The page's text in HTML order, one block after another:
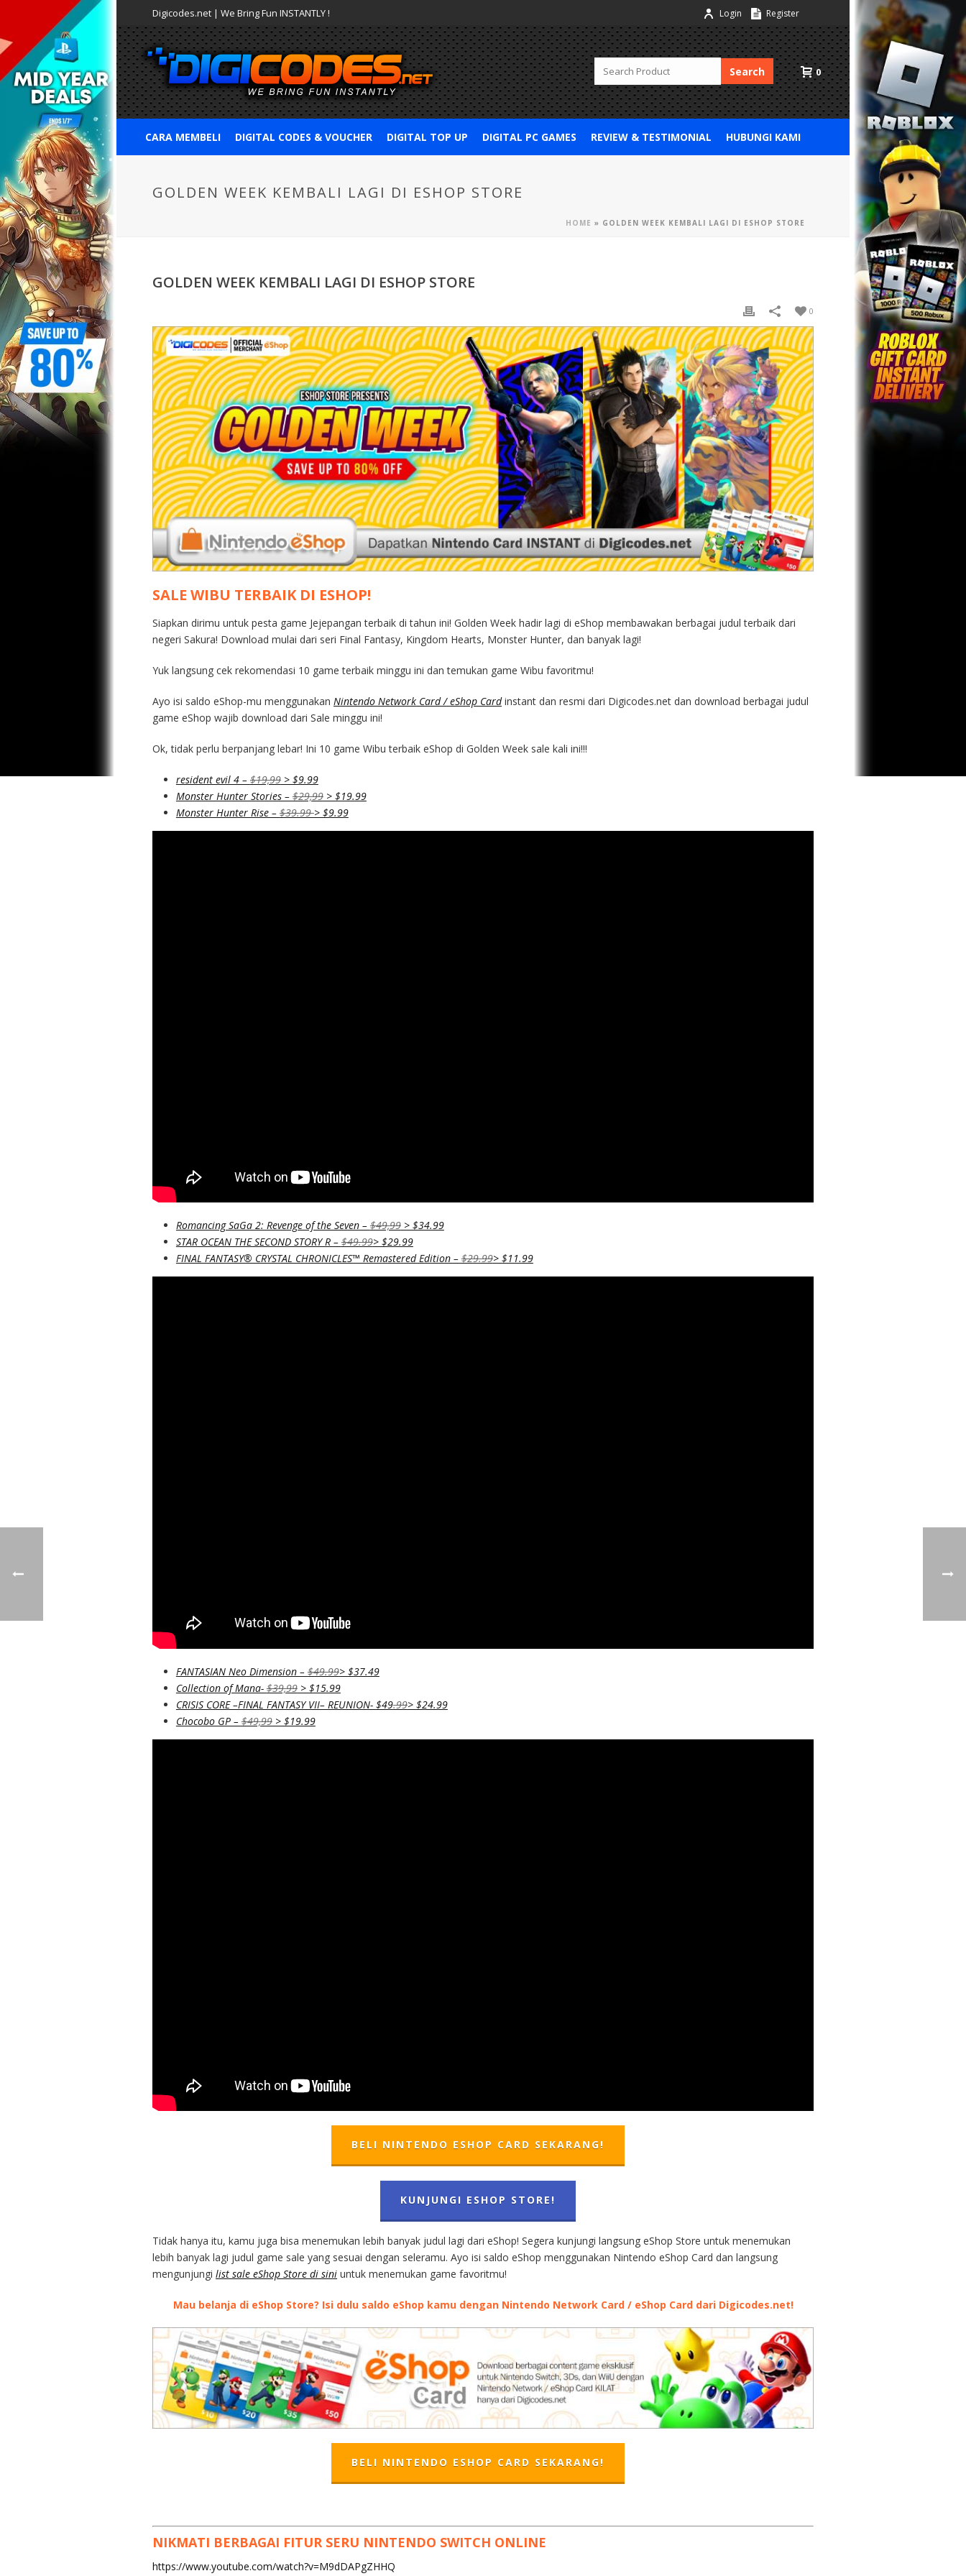
Digicodes.net | We Bring Fun INSTANTLY ! Login Register
Search 0
CARA MEMBELI DIGITAL CODES & VOUCHER DIGITAL TOP UP DIGITAL PC GAMES REVIEW & TESTIMONIAL HUBUNGI KAMI
GOLDEN WEEK KEMBALI LAGI DI ESHOP STORE
HOME » GOLDEN WEEK KEMBALI LAGI DI ESHOP STORE
GOLDEN WEEK KEMBALI LAGI DI ESHOP STORE
0
SALE WIBU TERBAIK DI ESHOP!
Siapkan dirimu untuk pesta game Jejepangan terbaik di tahun ini! Golden Week hadir lagi di eShop membawakan berbagai judul terbaik dari
negeri Sakura! Download mulai dari seri Final Fantasy, Kingdom Hearts, Monster Hunter, dan banyak lagi!
Yuk langsung cek rekomendasi 10 game terbaik minggu ini dan temukan game Wibu favoritmu!
Ayo isi saldo eShop-mu menggunakan Nintendo Network Card / eShop Cardinstant dan resmi dari Digicodes.net dan download berbagai judul
game eShop wajib download dari Sale minggu ini!
Ok, tidak perlu berpanjang lebar! Ini 10 game Wibu terbaik eShop di Golden Week sale kali ini!!!
resident evil 4 – $19,99> $9.99
Monster Hunter Stories – $29,99> $19.99
Monster Hunter Rise – $39.99> $9.99
Romancing SaGa 2: Revenge of the Seven – $49,99> $34.99
STAR OCEAN THE SECOND STORY R – $49.99> $29.99
FINAL FANTASY® CRYSTAL CHRONICLES™ Remastered Edition – $29.99> $11.99
FANTASIAN Neo Dimension – $49.99> $37.49
Collection of Mana- $39,99> $15.99
CRISIS CORE –FINAL FANTASY VII– REUNION- $49.99> $24.99
Chocobo GP – $49,99> $19.99
BELI NINTENDO ESHOP CARD SEKARANG!
KUNJUNGI ESHOP STORE!
Tidak hanya itu, kamu juga bisa menemukan lebih banyak judul lagi dari eShop! Segera kunjungi langsung eShop Store untuk menemukan
lebih banyak lagi judul game sale yang sesuai dengan seleramu. Ayo isi saldo eShop menggunakan Nintendo eShop Card dan langsung
mengunjungi list sale eShop Store di sini untuk menemukan game favoritmu!
Mau belanja di eShop Store? Isi dulu saldo eShop kamu dengan Nintendo Network Card / eShop Card dari Digicodes.net!
BELI NINTENDO ESHOP CARD SEKARANG!
NIKMATI BERBAGAI FITUR SERU NINTENDO SWITCH ONLINE
https://www.youtube.com/watch?v=M9dDAPgZHHQ